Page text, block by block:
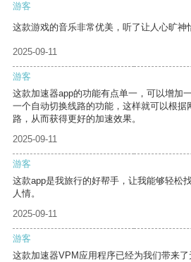
游客
这款游戏的音乐非常优美，听了让人心旷神
2025-09-11
游客
这款加速器app的功能有点单一，可以增加
一个自动切换线路的功能，这样就可以根据
路，从而获得更好的加速效果。
2025-09-11
游客
这款app是我旅行的好帮手，让我能够轻松
人情。
2025-09-11
游客
这款加速器VPM应用程序已经为我们带来